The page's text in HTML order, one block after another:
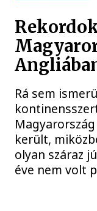
Rá sem
került,
olyan száraz
éve nem volt